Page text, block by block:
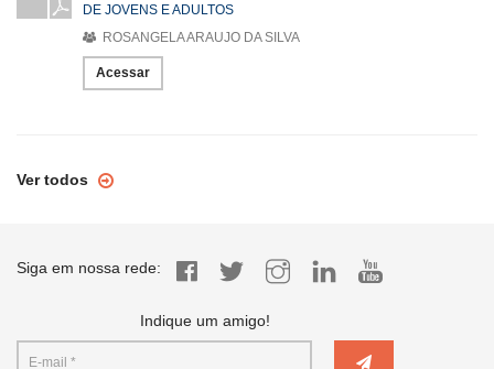
DE JOVENS E ADULTOS
ROSANGELA ARAUJO DA SILVA
Acessar
Ver todos
Siga em nossa rede:
Indique um amigo!